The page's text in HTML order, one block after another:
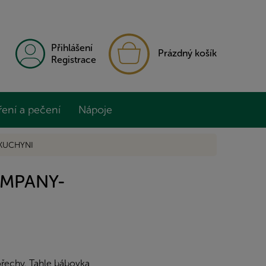
Přihlášení
Registrace
KOŠÍK
Prázdný košík
a pečení Nápoje
Tahle bábovka